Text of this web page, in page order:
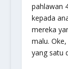
pahlawan
kepada
mereka
malu.
yang satu